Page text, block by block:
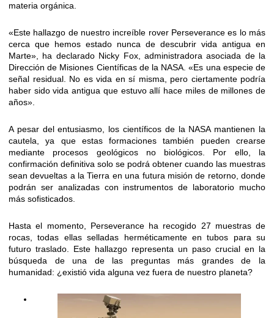
materia orgánica.
«Este hallazgo de nuestro increíble rover Perseverance es lo más
cerca que hemos estado nunca de descubrir vida antigua en
Marte», ha declarado Nicky Fox, administradora asociada de la
Dirección de Misiones Científicas de la NASA. «Es una especie de
señal residual. No es vida en sí misma, pero ciertamente podría
haber sido vida antigua que estuvo allí hace miles de millones de
años».
A pesar del entusiasmo, los científicos de la NASA mantienen la
cautela, ya que estas formaciones también pueden crearse
mediante procesos geológicos no biológicos. Por ello, la
confirmación definitiva solo se podrá obtener cuando las muestras
sean devueltas a la Tierra en una futura misión de retorno, donde
podrán ser analizadas con instrumentos de laboratorio mucho
más sofisticados.
Hasta el momento, Perseverance ha recogido 27 muestras de
rocas, todas ellas selladas herméticamente en tubos para su
futuro traslado. Este hallazgo representa un paso crucial en la
búsqueda de una de las preguntas más grandes de la
humanidad: ¿existió vida alguna vez fuera de nuestro planeta?